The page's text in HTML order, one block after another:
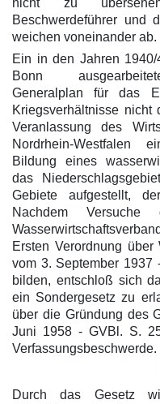
nicht zu
Beschwerdeführer und
weichen voneinander ab.
Ein in den Jahren 1940/
Bonn
Generalplan für das
Kriegsverhältnisse nicht
Veranlassung des
Nordrhein-Westfalen
Bildung eines
das
Gebiete aufgestellt,
Nachdem Versuche
Ersten Verordnung
vom 3. September 1937
bilden, entschloß sich
ein Sondergesetz zu
über die Gründung des
Juni 1958 - GVBl. S.
Verfassungsbeschwerde.
Durch das Gesetz